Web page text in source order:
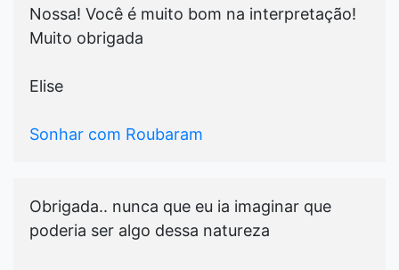
Nossa! Você é muito bom na interpretação!
Muito obrigada
Elise
Sonhar com Roubaram
Obrigada.. nunca que eu ia imaginar que
poderia ser algo dessa natureza